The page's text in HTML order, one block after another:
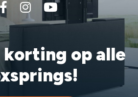
korting op alle